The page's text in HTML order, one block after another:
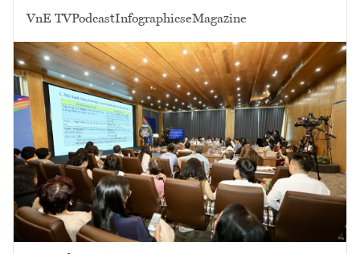
VnE TVPodcastInfographicseMagazine